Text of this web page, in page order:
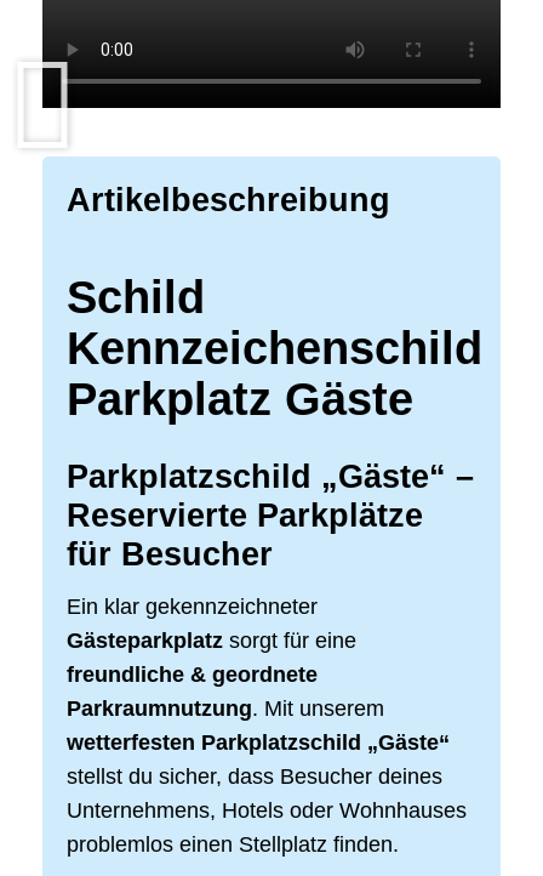
Artikelbeschreibung
Schild
Kennzeichenschild
Parkplatz Gäste
Parkplatzschild „Gäste“ –
Reservierte Parkplätze
für Besucher
Ein klar gekennzeichneter
Gästeparkplatz sorgt für eine
freundliche & geordnete
Parkraumnutzung. Mit unserem
wetterfesten Parkplatzschild „Gäste“
stellst du sicher, dass Besucher deines
Unternehmens, Hotels oder Wohnhauses
problemlos einen Stellplatz finden.